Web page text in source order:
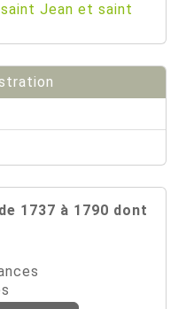
Jean et saint
1737 à 1790 dont